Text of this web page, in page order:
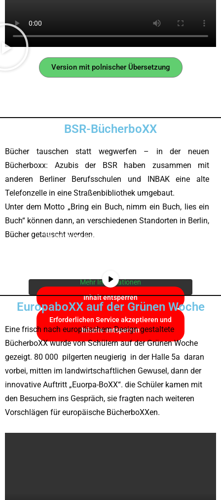
Version mit polnischer Übersetzung
BSR-BücherboXX
Bücher tauschen statt wegwerfen – in der neuen
Bücherboxx: Azubis der BSR haben zusammen mit
anderen Berliner Berufsschulen und INBAK eine alte
Telefonzelle in eine Straßenbibliothek umgebaut.
Unter dem Motto „Bring ein Buch, nimm ein Buch, lies ein
Buch“ können dann, an verschiedenen Standorten in Berlin,
Bücher getauscht werden.
Sie sehen gerade einen Platzhalterinhalt von
Mehr Informationen
Inhalt entsperren
Erforderlichen Service akzeptieren und
Inhalte entsperren
EuropaboXX auf der Grünen Woche
Eine frisch nach europäischem Design gestaltete
BücherboXX wurde von Schülern auf der Grünen Woche
gezeigt. 80 000 pilgerten neugierig in der Halle 5a daran
vorbei, mitten im landwirtschaftlichen Gewusel, dann der
innovative Auftritt „Euorpa-BoXX“. die Schüler kamen mit
den Besuchern ins Gespräch, sie fragten nach weiteren
Vorschlägen für europäische BücherboXXen.